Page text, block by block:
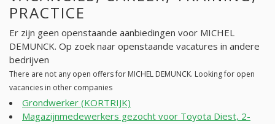
PRACTICE
Er zijn geen openstaande aanbiedingen voor MICHEL
DEMUNCK. Op zoek naar openstaande vacatures in andere
bedrijven
There are not any open offers for MICHEL DEMUNCK. Looking for open
vacancies in other companies
Grondwerker (KORTRIJK)
Magazijnmedewerkers gezocht voor Toyota Diest, 2-